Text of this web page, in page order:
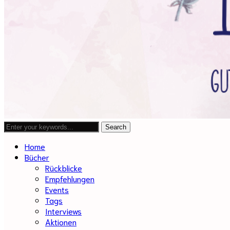
Home
Bücher
Rückblicke
Empfehlungen
Events
Tags
Interviews
Aktionen